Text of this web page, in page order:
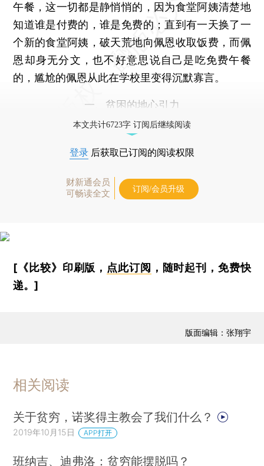
午餐，这一切都是静悄悄的，因为食堂阿姨清楚地
知道谁是付费的，谁是免费的；直到有一天换了一
个新的食堂阿姨，破天荒地向佩恩收取饭费，而佩
恩却身无分文，也不好意思说自己是吃免费午餐
的，尴尬的佩恩从此在学校里变得沉默寡言。
一、贫困的地心引力
本文共计6723字 订阅后继续阅读
登录 后获取已订阅的阅读权限
财新通会员
可畅读全文
订阅/会员升级
[《比较》印刷版， 点此订阅 ，随时起刊，免费快
递。]
版面编辑：张翔宇
相关阅读
关于贫穷，诺奖得主教会了我们什么？
2019年10月15日 APP打开
班纳吉、迪弗洛：贫穷能摆脱吗？